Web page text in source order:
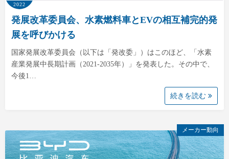
2022
発展改革委員会、水素燃料車とEVの相互補完的発
展を呼びかける
国家発展改革委員会（以下は「発改委」）はこのほど、「水素
産業発展中長期計画（2021-2035年）」を発表した。その中で、
今後1…
続きを読む
メーカー動向